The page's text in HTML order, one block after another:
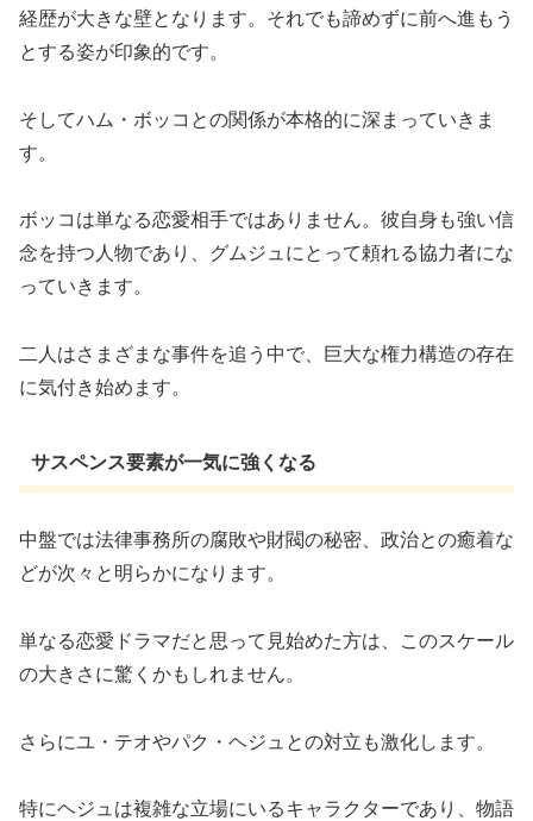
経歴が大きな壁となります。それでも諦めずに前へ進もう
とする姿が印象的です。
そしてハム・ボッコとの関係が本格的に深まっていきま
す。
ボッコは単なる恋愛相手ではありません。彼自身も強い信
念を持つ人物であり、グムジュにとって頼れる協力者にな
っていきます。
二人はさまざまな事件を追う中で、巨大な権力構造の存在
に気付き始めます。
サスペンス要素が一気に強くなる
中盤では法律事務所の腐敗や財閥の秘密、政治との癒着な
どが次々と明らかになります。
単なる恋愛ドラマだと思って見始めた方は、このスケール
の大きさに驚くかもしれません。
さらにユ・テオやパク・ヘジュとの対立も激化します。
特にヘジュは複雑な立場にいるキャラクターであり、物語